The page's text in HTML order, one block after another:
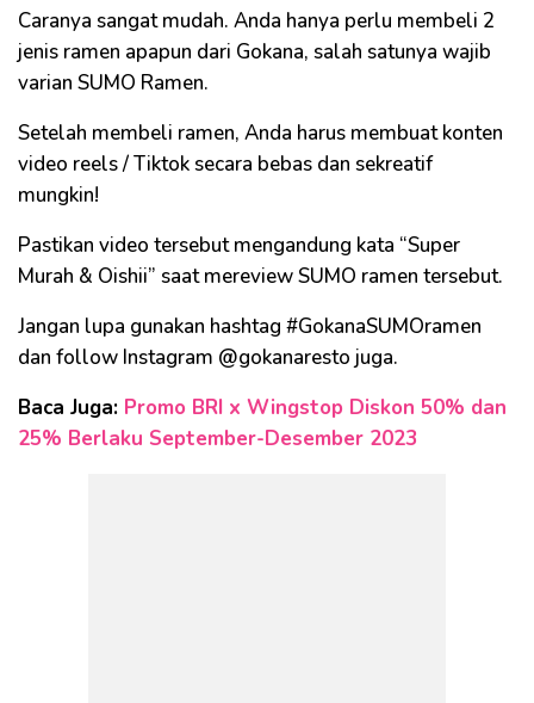
Caranya sangat mudah. Anda hanya perlu membeli 2
jenis ramen apapun dari Gokana, salah satunya wajib
varian SUMO Ramen.
Setelah membeli ramen, Anda harus membuat konten
video reels / Tiktok secara bebas dan sekreatif
mungkin!
Pastikan video tersebut mengandung kata “Super
Murah & Oishii” saat mereview SUMO ramen tersebut.
Jangan lupa gunakan hashtag #GokanaSUMOramen
dan follow Instagram @gokanaresto juga.
Baca Juga: Promo BRI x Wingstop Diskon 50% dan
25% Berlaku September-Desember 2023